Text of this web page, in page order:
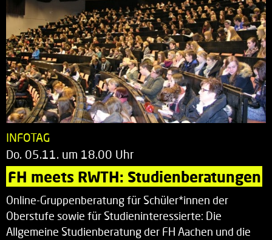
INFOTAG
Do. 05.11. um 18.00 Uhr
FH meets RWTH: Studienberatungen
Online-Gruppenberatung für Schüler*innen der
Oberstufe sowie für Studieninteressierte: Die
Allgemeine Studienberatung der FH Aachen und die